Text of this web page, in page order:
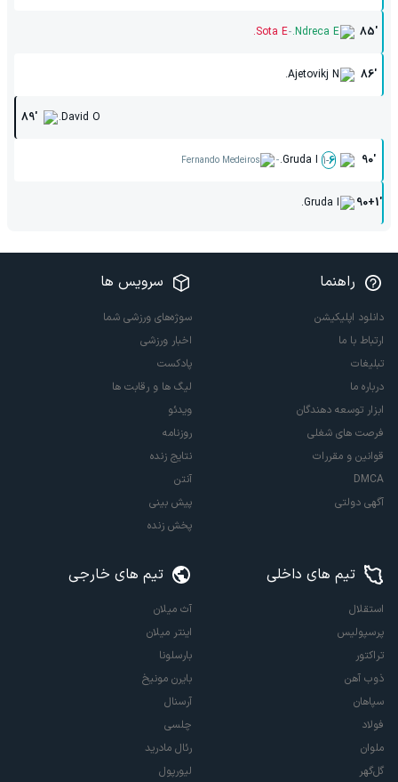
85'
Ndreca E.
-
Sota E.
86'
Ajetovikj N.
89' David O.
90'
6
-
1
Gruda I.
-
Fernando Medeiros
90+1'
Gruda I.
راهنما
دانلود اپلیکیشن
ارتباط با ما
تبلیغات
درباره ما
ابزار توسعه دهندگان
فرصت های شغلی
قوانین و مقررات
DMCA
آگهی دولتی
سرویس ها
سوژه‌های ورزشی شما
اخبار ورزشی
پادکست
لیگ ها و رقابت ها
ویدئو
روزنامه
نتایج زنده
آنتن
پیش بینی
پخش زنده
تیم های داخلی
استقلال
پرسپولیس
تراکتور
ذوب آهن
سپاهان
فولاد
ملوان
گل‌گهر
تیم های خارجی
آث میلان
اینتر میلان
بارسلونا
بایرن مونیخ
آرسنال
چلسی
رئال مادرید
لیورپول